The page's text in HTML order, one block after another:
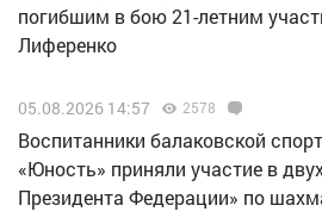
погибшим в бою 21-летним
Лиференко
05.08.2026 14:57 2578
Воспитанники балаковской
«Юность» приняли участие в
Президента Федерации» по